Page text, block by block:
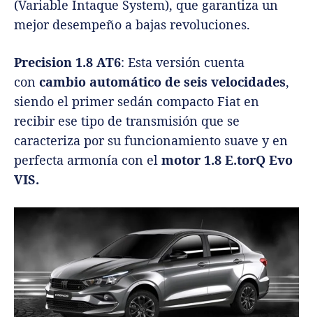
(Variable Intaque System), que garantiza un
mejor desempeño a bajas revoluciones.
Precision 1.8 AT6: Esta versión cuenta
con cambio automático de seis velocidades,
siendo el primer sedán compacto Fiat en
recibir ese tipo de transmisión que se
caracteriza por su funcionamiento suave y en
perfecta armonía con el motor 1.8 E.torQ Evo
VIS.